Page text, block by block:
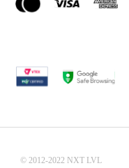
© 2012-2022 NXT LVL